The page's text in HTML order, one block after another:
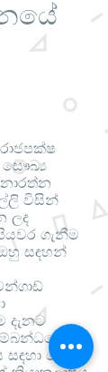
සෞඛ්‍ය
විසින්
ලද
ගැනීම
සඳහන්
සඳහා හේතුවී